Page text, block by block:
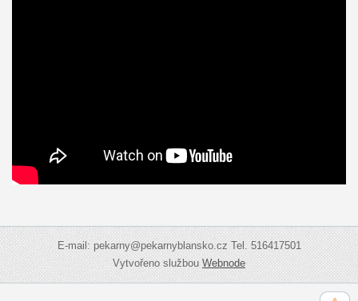
E-mail: pekarny@pekarnyblansko.cz Tel. 516417501
Vytvořeno službouWebnode